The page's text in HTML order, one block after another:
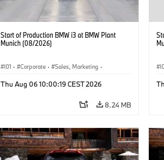
Start of Production BMW i3 at BMW Plant
Munich (08/2026)
I01 · Corporate · Sales, Marketing ·
Thu Aug 06 10:00:19 CEST 2026
8.24 MB